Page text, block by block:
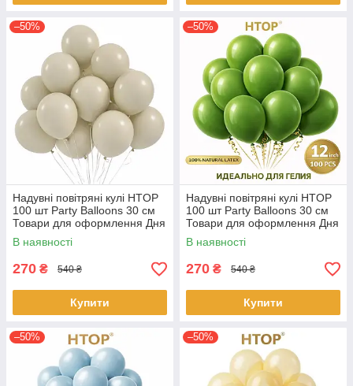
–50%
Надувні повітряні кулі HTOP
100 шт Party Balloons 30 см
Товари для оформлення Дня
народження Святкова
атрибутика Слонова кістка
В наявності
270 ₴ 540 ₴
Купити
–50%
Надувні повітряні кулі HTOP
100 шт Party Balloons 30 см
Товари для оформлення Дня
народження Святкова
атрибутика Темно Зелений
В наявності
270 ₴ 540 ₴
Купити
–50% –50%